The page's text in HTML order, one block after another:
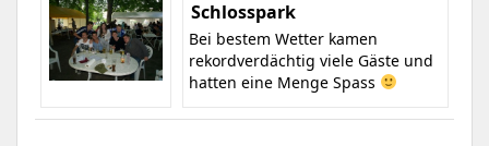
Schlosspark
Bei bestem Wetter kamen
rekordverdächtig viele Gäste und
hatten eine Menge Spass